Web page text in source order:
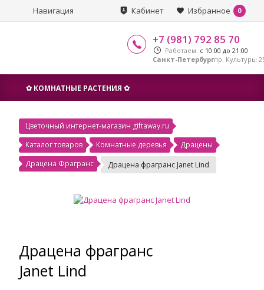
Навигация Избранное 0
Кабинет
+7 (981) 792 85 70
Работаем: с 10:00 до 21:00
Санкт-Петербургпр. Культуры
✿ КОМНАТНЫЕ РАСТЕНИЯ ✿
Цветочный интернет-магазин giftaway.ru
Каталог товаров
Комнатные деревья
Драцены
Драцена Фрагранс
Драцена фрагранс Janet Lind
Драцена фрагранс
Janet Lind